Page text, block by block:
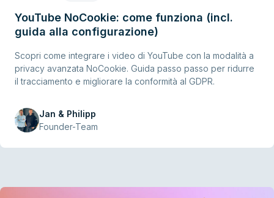
YouTube NoCookie: come funziona (incl.
guida alla configurazione)
Scopri come integrare i video di YouTube con la modalità a
privacy avanzata NoCookie. Guida passo passo per ridurre
il tracciamento e migliorare la conformità al GDPR.
Jan & Philipp
Founder-Team